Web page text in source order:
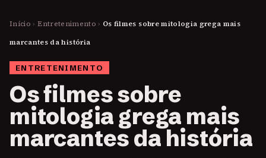
Início › Entretenimento › Os filmes sobre mitologia grega mais
marcantes da história
ENTRETENIMENTO
Os filmes sobre
mitologia grega mais
marcantes da história